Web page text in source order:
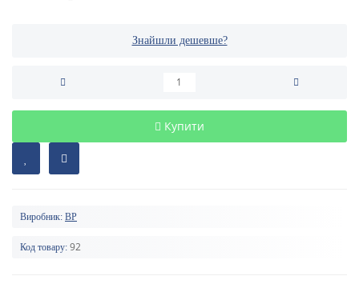
Знайшли дешевше?
Купити
Виробник: BP
Код товару: 92